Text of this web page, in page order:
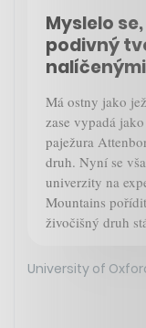
Myslelo
podivný
Má ostny jako
zase vypadá
paježura
druh. Nyní se
univerzity na
Mountains
živočišný druh
University of